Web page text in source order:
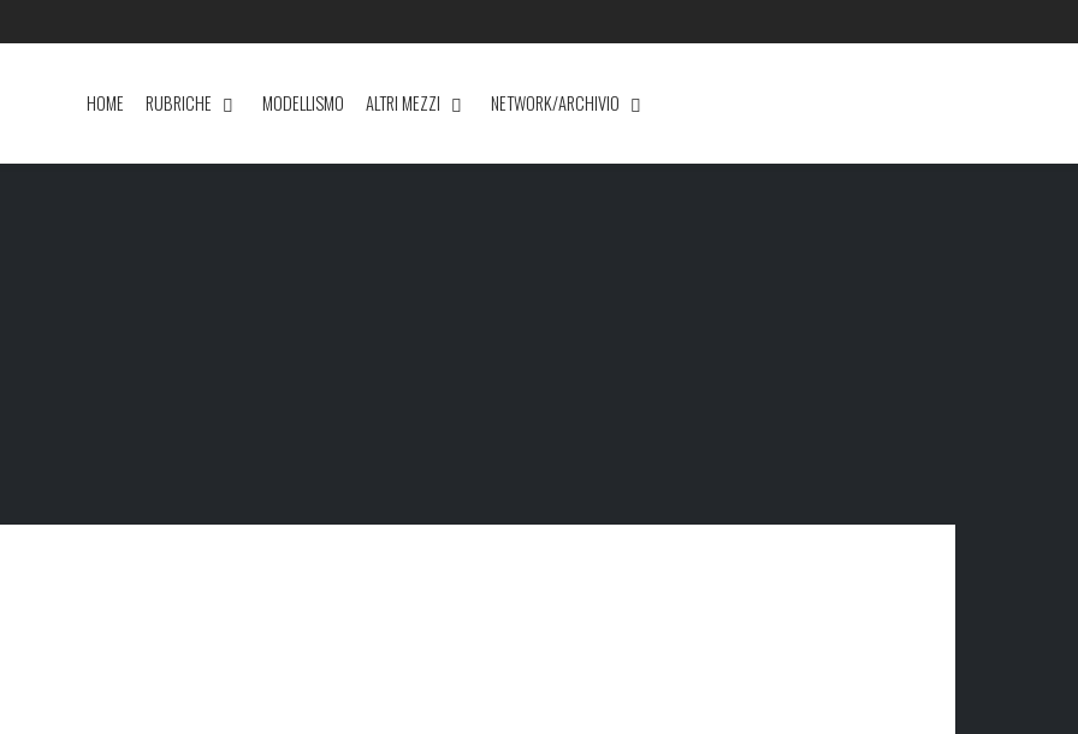
HOME RUBRICHE MODELLISMO ALTRI MEZZI NETWORK/ARCHIVIO